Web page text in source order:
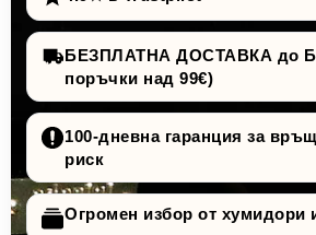
БЕЗПЛАТНА ДОСТАВКА до
поръчки над 99€)
100-дневна гаранция за
риск
Огромен избор от хумидори